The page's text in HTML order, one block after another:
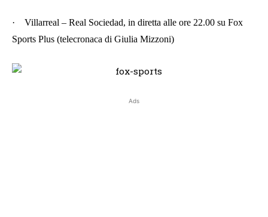
·
Villarreal – Real Sociedad, in diretta alle ore 22.00 su Fox
Sports Plus (telecronaca di Giulia Mizzoni)
Ads